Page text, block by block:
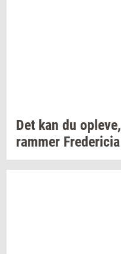
Det kan du op­le­ve,
ram­mer Fre­de­ri­cia